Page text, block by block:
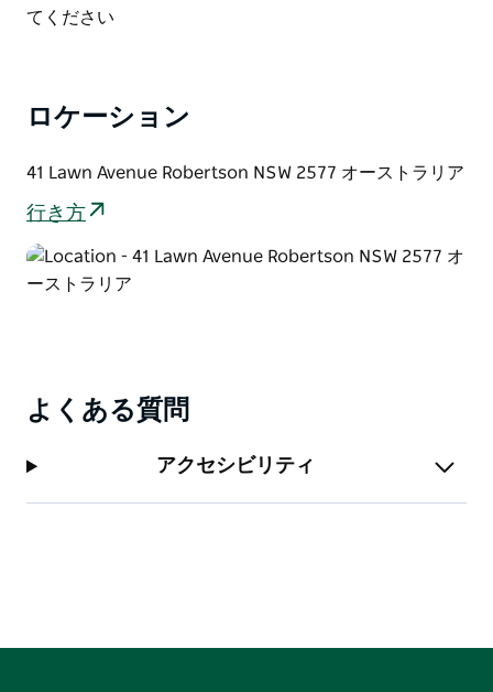
したい場合でも、必要な休暇をお探しの場合でも、ツリ
List
てください
ロケーション
41 Lawn Avenue Robertson NSW 2577 オーストラリア
行き方
よくある質問
アクセシビリティ